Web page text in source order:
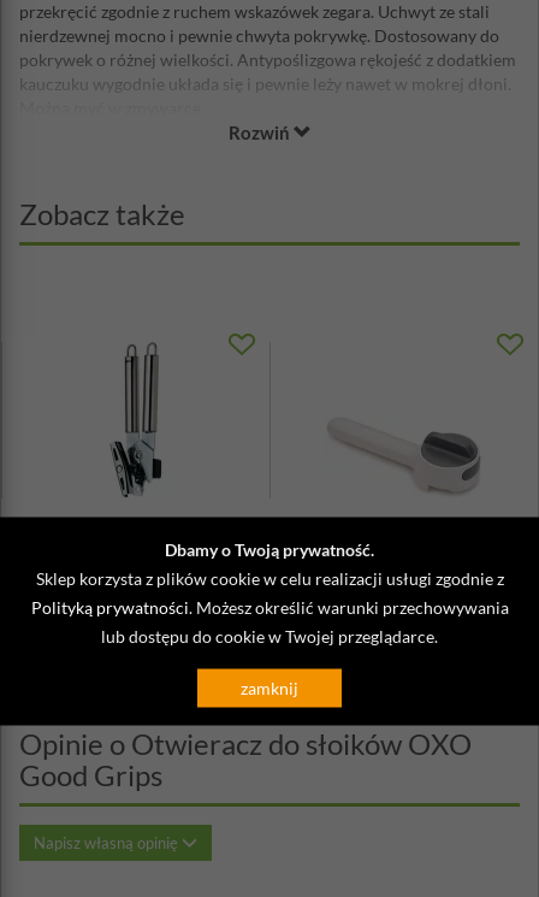
Dbamy o Twoją prywatność.
Sklep korzysta z plików cookie w celu realizacji usługi zgodnie z
Polityką prywatności. Możesz określić warunki przechowywania
lub dostępu do cookie w Twojej przeglądarce.
zamknij
przekręcić zgodnie z ruchem wskazówek zegara. Uchwyt ze stali
nierdzewnej mocno i pewnie chwyta pokrywkę. Dostosowany do
pokrywek o różnej wielkości. Antypoślizgowa rękojeść z dodatkiem
kauczuku wygodnie układa się i pewnie leży nawet w mokrej dłoni.
Materiał: stal nierdzewna, tworzywo sztuczne, kauczuk
Rozwiń
Zobacz także
Otwieracz do puszek Rondo Kela
Otwieracz do puszek z uchwytem
Can-Do Plus Joseph Joseph
Opinie o Otwieracz do słoików OXO
Good Grips
Napisz własną opinię